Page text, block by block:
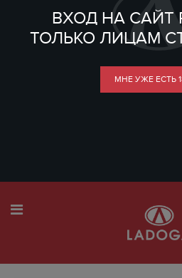
ВХОД НА САЙТ
ТОЛЬКО ЛИЦАМ
МНЕ УЖЕ ЕСТЬ